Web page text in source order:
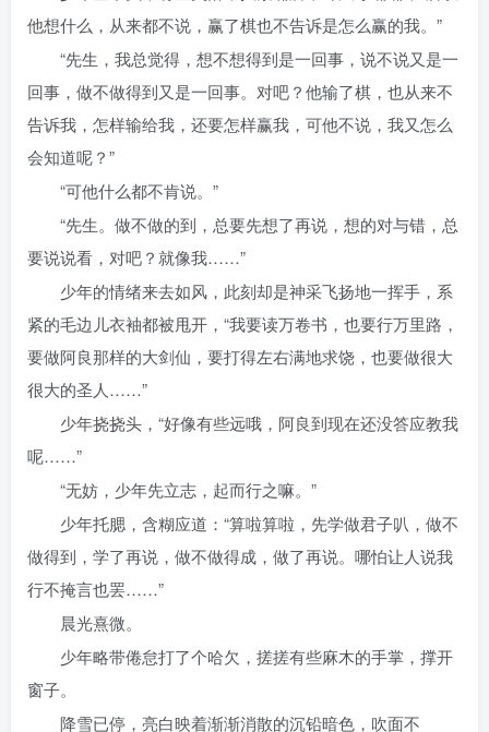
他想什么，从来都不说，赢了棋也不告诉是怎么赢的我。”
“先生，我总觉得，想不想得到是一回事，说不说又是一
回事，做不做得到又是一回事。对吧？他输了棋，也从来不
告诉我，怎样输给我，还要怎样赢我，可他不说，我又怎么
会知道呢？”
“可他什么都不肯说。”
“先生。做不做的到，总要先想了再说，想的对与错，总
要说说看，对吧？就像我……”
少年的情绪来去如风，此刻却是神采飞扬地一挥手，系
紧的毛边儿衣袖都被甩开，“我要读万卷书，也要行万里路，
要做阿良那样的大剑仙，要打得左右满地求饶，也要做很大
很大的圣人……”
少年挠挠头，“好像有些远哦，阿良到现在还没答应教我
呢……”
“无妨，少年先立志，起而行之嘛。”
少年托腮，含糊应道：“算啦算啦，先学做君子叭，做不
做得到，学了再说，做不做得成，做了再说。哪怕让人说我
行不掩言也罢……”
晨光熹微。
少年略带倦怠打了个哈欠，搓搓有些麻木的手掌，撑开
窗子。
降雪已停，亮白映着渐渐消散的沉铅暗色，吹面不